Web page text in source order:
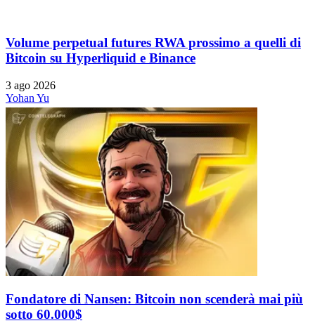
Volume perpetual futures RWA prossimo a quelli di
Bitcoin su Hyperliquid e Binance
3 ago 2026
Yohan Yu
Fondatore di Nansen: Bitcoin non scenderà mai più
sotto 60.000$